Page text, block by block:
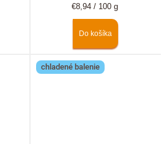
Jednotková
€8,94 / 100 g
Do košíka
chladené balenie